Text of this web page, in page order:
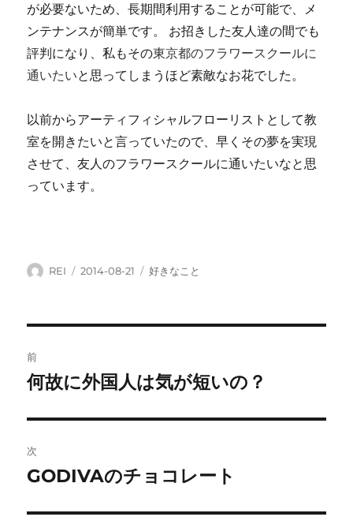
が必要ないため、長期間利用することが可能で、メ
ンテナンスが簡単です。 お招きした友人達の間でも
評判になり、私もその東京都のフラワースクールに
通いたいと思ってしまうほど素敵なお花でした。
以前からアーティフィシャルフローリストとして教
室を開きたいと言っていたので、早くその夢を実現
させて、友人のフラワースクールに通いたいなと思
っています。
投
REI
投
2014-08-21
カ
好きなこと
稿
ビ
ゲ
ー
前
前
投
稿:
何故に外国人は気が短いの？
次
次
投
GODIVAのチョコレート